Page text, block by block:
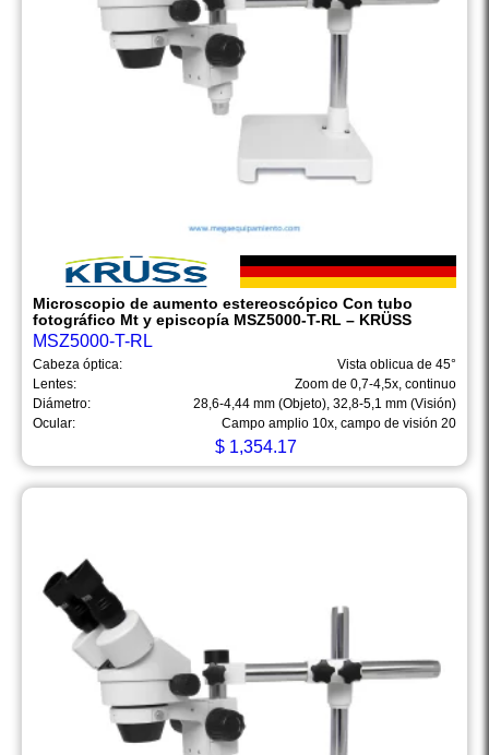
Microscopio de aumento estereoscópico Con tubo
fotográfico Mt y episcopía MSZ5000-T-RL – KRÜSS
MSZ5000-T-RL
Cabeza óptica:
Vista oblicua de 45°
Lentes:
Zoom de 0,7-4,5x, continuo
Diámetro:
28,6-4,44 mm (Objeto), 32,8-5,1 mm (Visión)
Ocular:
Campo amplio 10x, campo de visión 20
$1,354.17